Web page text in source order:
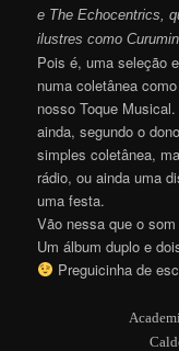
e The Echocentrics,
ilustres como
Pois é, uma seleção
numa coletânea
nosso Toque
ainda, segundo o
simples coletânea,
rádio, ou ainda uma
uma festa.
Vão nessa que o
Um álbum duplo e
Preguicinha de